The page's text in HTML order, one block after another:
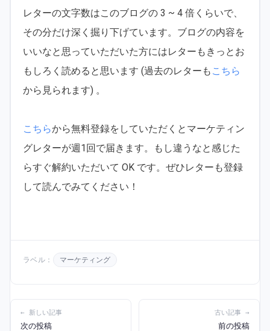
レターの文字数はこのブログの 3 ~ 4 倍くらいで、
その分だけ深く掘り下げています。ブログの内容を
いいなと思っていただいた方にはレターもきっとお
もしろく読めると思います (過去のレターも こちら
から見られます) 。
こちらから無料登録をしていただくとマーケティン
グレターが週1回で届きます。もし違うなと感じた
らすぐ解約いただいて OK です。ぜひレターも登録
して読んでみてください！
ラベル： マーケティング
← 新しい記事
次の投稿
古い記事 →
前の投稿